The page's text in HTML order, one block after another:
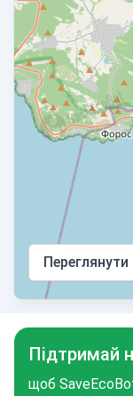
Переглянути
Підтримай
щоб